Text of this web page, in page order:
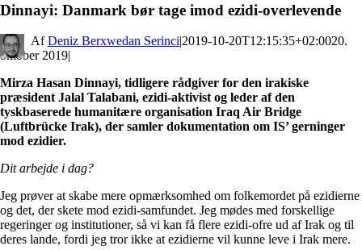
Dinnayi: Danmark bør tage imod ezidi-overlevende
By Deniz Berxwedan Serinci|2019-10-20T12:15:35+02:0020.
oktober 2019|
Mirza Hasan Dinnayi, tidligere rådgiver for den irakiske
præsident Jalal Talabani, ezidi-aktivist og leder af den
tyskbaserede humanitære organisation Iraq Air Bridge
(Luftbrücke Irak), der samler dokumentation om IS’ gerninger
mod ezidier.
Dit arbejde i dag?
Jeg prøver at skabe mere opmærksomhed om folkemordet på ezidierne
og det, der skete mod ezidi-samfundet. Jeg mødes med forskellige
regeringer og institutioner, så vi kan få flere ezidi-ofre ud af Irak og til
deres lande, fordi jeg tror ikke at ezidierne vil kunne leve i Irak mere.